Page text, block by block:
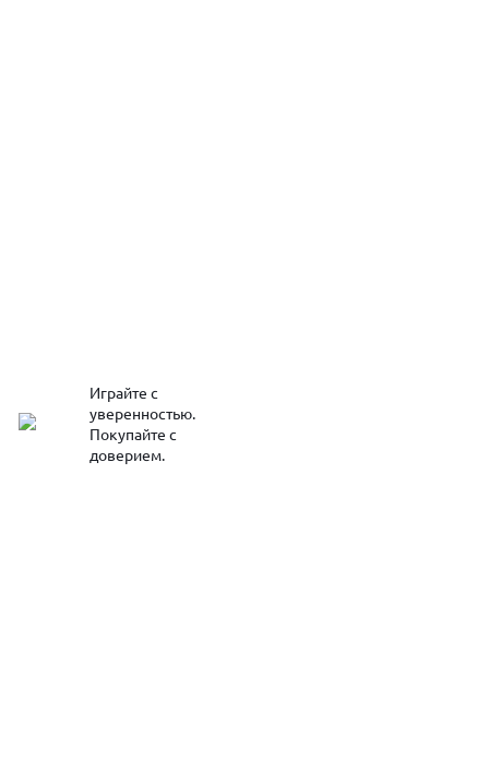
Играйте с
уверенностью.
Покупайте с
доверием.